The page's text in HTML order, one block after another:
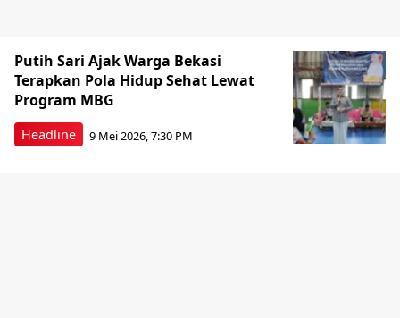
Headline
Putih Sari Ajak Warga Bekasi
Terapkan Pola Hidup Sehat Lewat
Program MBG
9 Mei 2026, 7:30 PM